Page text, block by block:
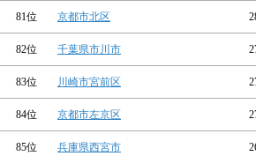
81位 京都市北区
82位 千葉県市川市
83位 川崎市宮前区
84位 京都市左京区
85位 兵庫県西宮市